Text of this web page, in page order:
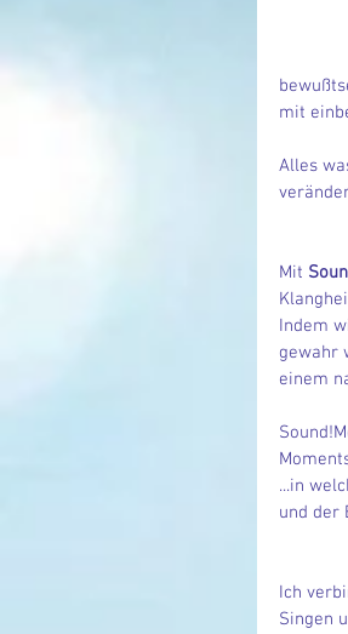
mit
Alles
Mit
Indem
gewahr
einem
...in
und der
Ich
Singen